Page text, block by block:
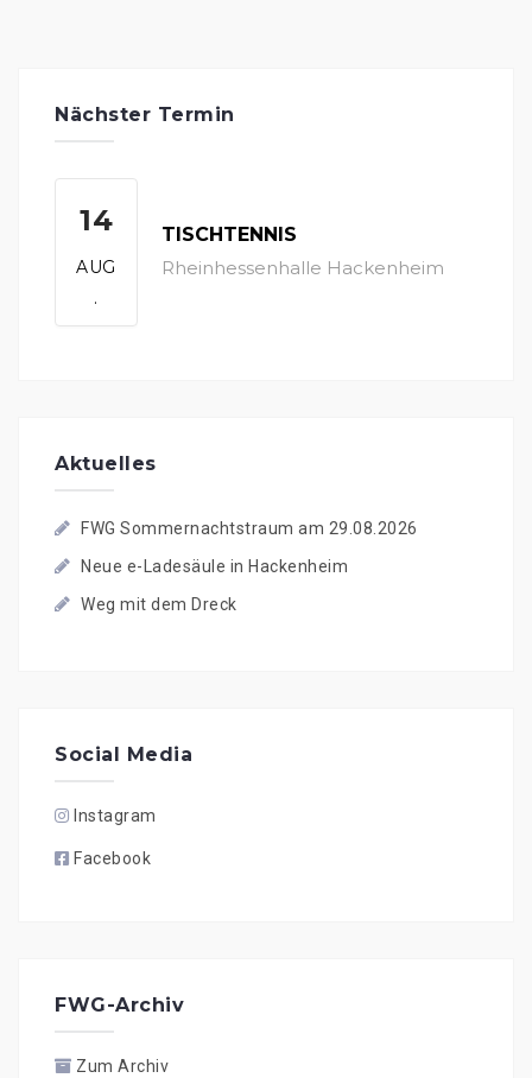
Nächster Termin
14
AUG
.
TISCHTENNIS
Rheinhessenhalle Hackenheim
Aktuelles
FWG Sommernachtstraum am 29.08.2026
Neue e-Ladesäule in Hackenheim
Weg mit dem Dreck
Social Media
Instagram
Facebook
FWG-Archiv
Zum Archiv